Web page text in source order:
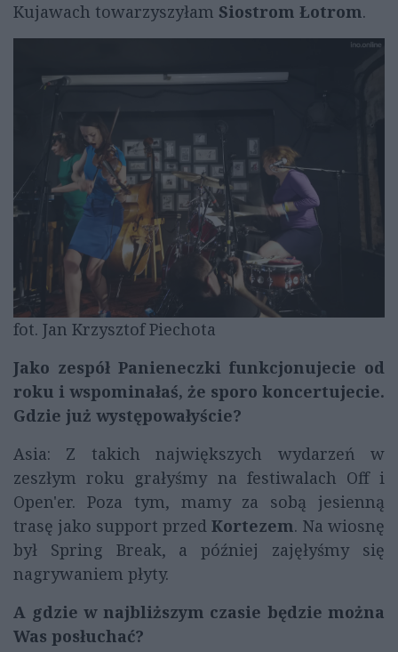
Kujawach towarzyszyłam Siostrom Łotrom.
fot. Jan Krzysztof Piechota
Jako zespół Panieneczki funkcjonujecie od
roku i wspominałaś, że sporo koncertujecie.
Gdzie już występowałyście?
Asia: Z takich największych wydarzeń w
zeszłym roku grałyśmy na festiwalach Off i
Open'er. Poza tym, mamy za sobą jesienną
trasę jako support przed Kortezem. Na wiosnę
był Spring Break, a później zajęłyśmy się
nagrywaniem płyty.
A gdzie w najbliższym czasie będzie można
Was posłuchać?